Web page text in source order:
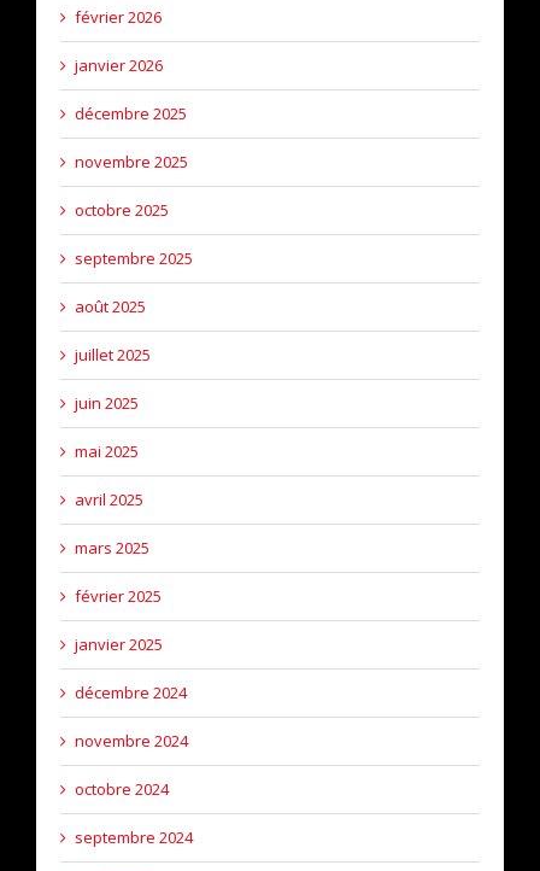
février 2026
janvier 2026
décembre 2025
novembre 2025
octobre 2025
septembre 2025
août 2025
juillet 2025
juin 2025
mai 2025
avril 2025
mars 2025
février 2025
janvier 2025
décembre 2024
novembre 2024
octobre 2024
septembre 2024